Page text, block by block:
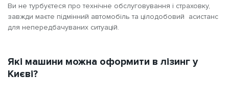
Ви не турбуєтеся про технічне обслуговування і страховку,
завжди маєте підмінний автомобіль та цілодобовий асистанс
для непередбачуваних ситуацій.
Які машини можна оформити в лізинг у
Києві?